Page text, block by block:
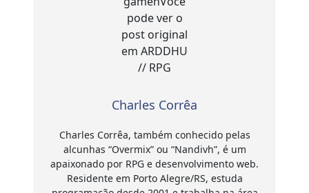
Charles Corrêa
Charles Corrêa, também conhecido pelas
alcunhas “Overmix” ou “Nandivh”, é um
apaixonado por RPG e desenvolvimento web.
Residente em Porto Alegre/RS, estuda